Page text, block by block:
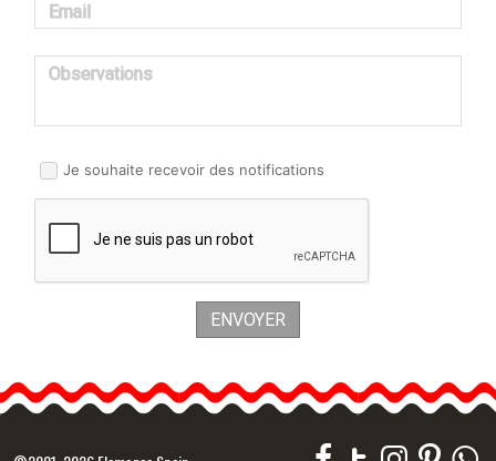
Email
Observations
Je souhaite recevoir des notifications
ENVOYER